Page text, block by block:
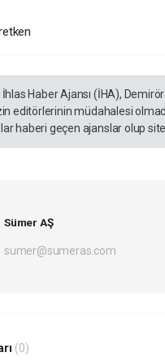
Haber Ajansı (İHA),
editörlerinin müdahalesi
haberi geçen ajanslar olup
Sümer AŞ
sumer@sumeras.com
(0)